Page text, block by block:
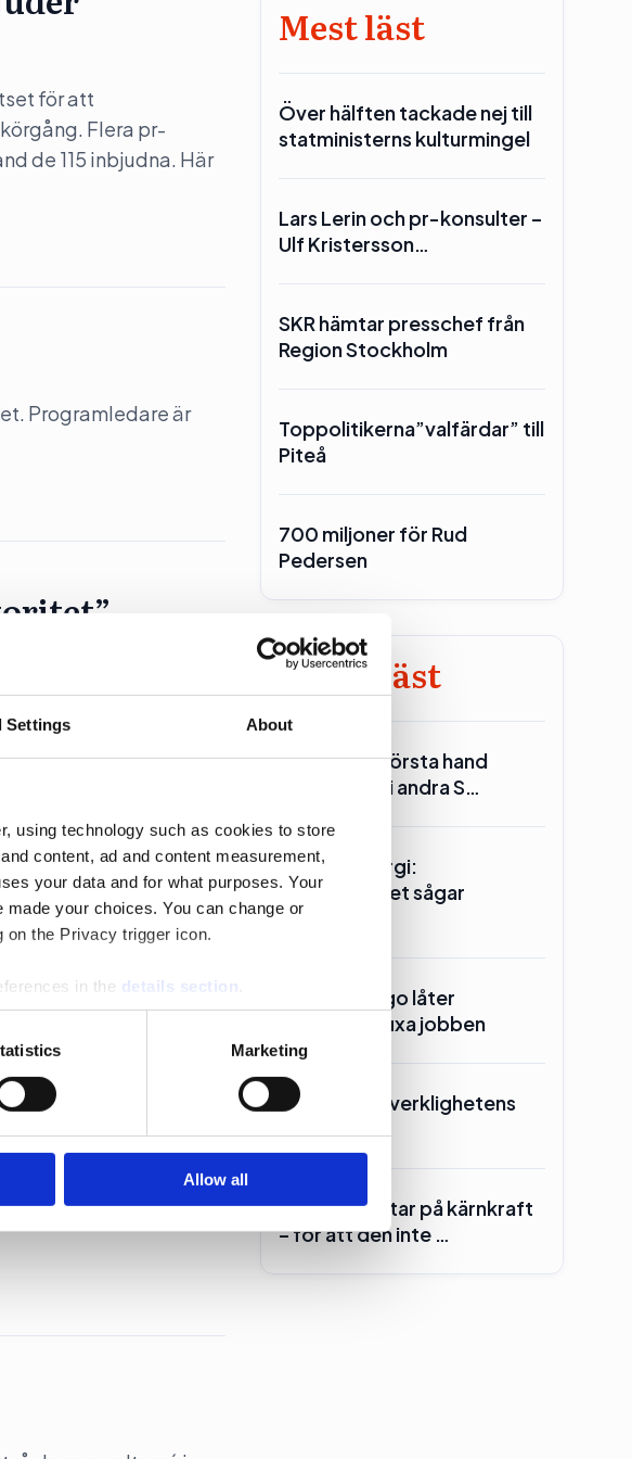
Settings About
using technology such as cookies to store
content, ad and content measurement,
your data and for what purposes. Your
your choices. You can change or
the Privacy trigger icon.
in the details section
analytics partners who may combine it with
your use of their services.
Marketing
Allow all
för att
Flera pr-
de 115 inbjudna. Här
Programledare är
tillbaka sin kandidatur
filmland”, förrän
Mest läst
Över hälften tackade nej till
statministerns kulturmingel
Lars Lerin och pr-konsulter –
Ulf Kristersson…
SKR hämtar presschef från
Region Stockholm
Toppolitikerna”valfärdar” till
Piteå
700 miljoner för Rud
Pedersen
Minst läst
Reinfeldt: I första hand
Miljöpartiet i andra S…
Seklets energi:
Centerpartiet sågar
kärnkraften
Ander(s) Lago låter
Manpower fixa jobben
Kd skrotar ”verklighetens
Centern röstar på kärnkraft
– för att den inte …